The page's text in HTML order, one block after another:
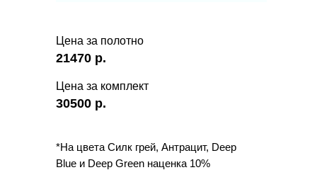
Цена за полотно
21470 р.
Цена за комплект
30500 р.
*На цвета Силк грей, Антрацит, Deep
Blue и Deep Green наценка 10%